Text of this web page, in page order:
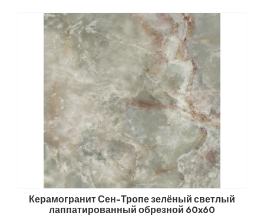
Керамогранит Сен-Тропе зелёный светлый
лаппатированный обрезной 60x60